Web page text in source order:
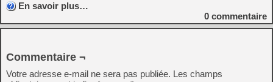
En savoir plus…
0 commentaire
Commentaire ¬
Votre adresse e-mail ne sera pas publiée. Les champs